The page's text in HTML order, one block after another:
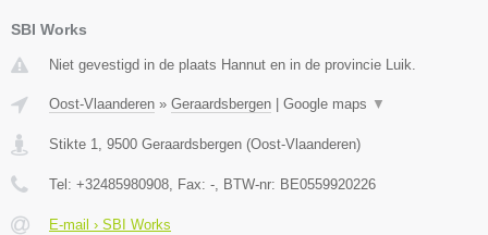
SBI Works
Niet gevestigd in de plaats Hannut en in de provincie Luik.
Oost-Vlaanderen » Geraardsbergen Google maps ▼
Stikte 1, 9500 Geraardsbergen (Oost-Vlaanderen)
Tel: +32485980908, Fax: -, BTW-nr: BE0559920226
E-mail › SBI Works